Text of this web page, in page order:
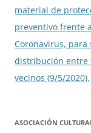
material de
preventivo frente
Coronavirus, para
distribución entre
vecinos (9/5/2020).
ASOCIACIÓN